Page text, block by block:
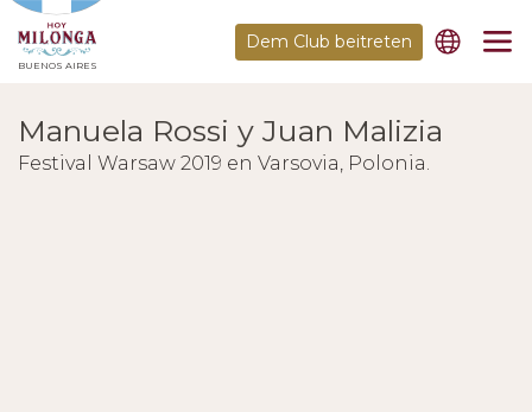
BUENOS AIRES
Dem Club beitreten
Manuela Rossi y Juan Malizia
Festival Warsaw 2019 en Varsovia, Polonia.